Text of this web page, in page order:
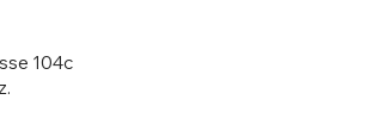
104c